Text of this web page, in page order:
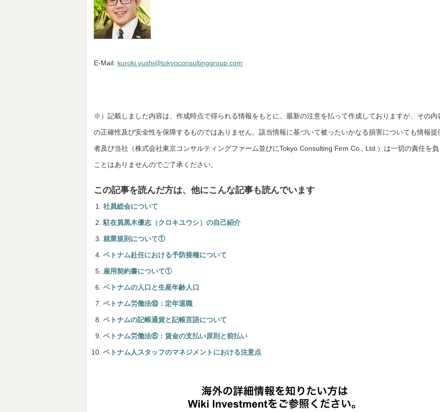
E-Mail: kuroki.yushi@tokyoconsultinggroup.com
※）記載しました内容は、作成時点で得られる情報をもとに、最新の注意を払って作成しておりますが、その内
の正確性及び安全性を保障するものではありません。該当情報に基づいて被ったいかなる損害についても情報提
者及び当社（株式会社東京コンサルティングファーム並びにTokyo Consulting Firm Co., Ltd.）は一切の責任を
ことはありませんのでご了承ください。
この記事を読んだ方は、他にこんな記事も読んでいます
社員総会について
駐在員黒木優志（クロキユウシ）の自己紹介
就業規則について①
ベトナム赴任における予防接種について
雇用契約書について①
ベトナムの人口と生産年齢人口
ベトナム労働法⑩：定年退職
ベトナムの記帳通貨と記帳言語について
ベトナム労働法⑥：賃金の支払い原則と前払い
ベトナム人スタッフのマネジメントにおける注意点